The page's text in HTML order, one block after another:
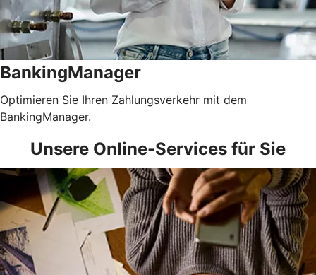
BankingManager
Optimieren Sie Ihren Zahlungsverkehr mit dem
BankingManager.
Unsere Online-Services für Sie